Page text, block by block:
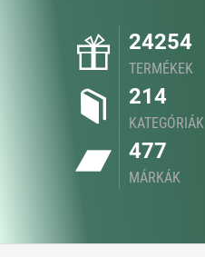
24254
TERMÉKEK
214
KATEGÓRIÁK
477
MÁRKÁK